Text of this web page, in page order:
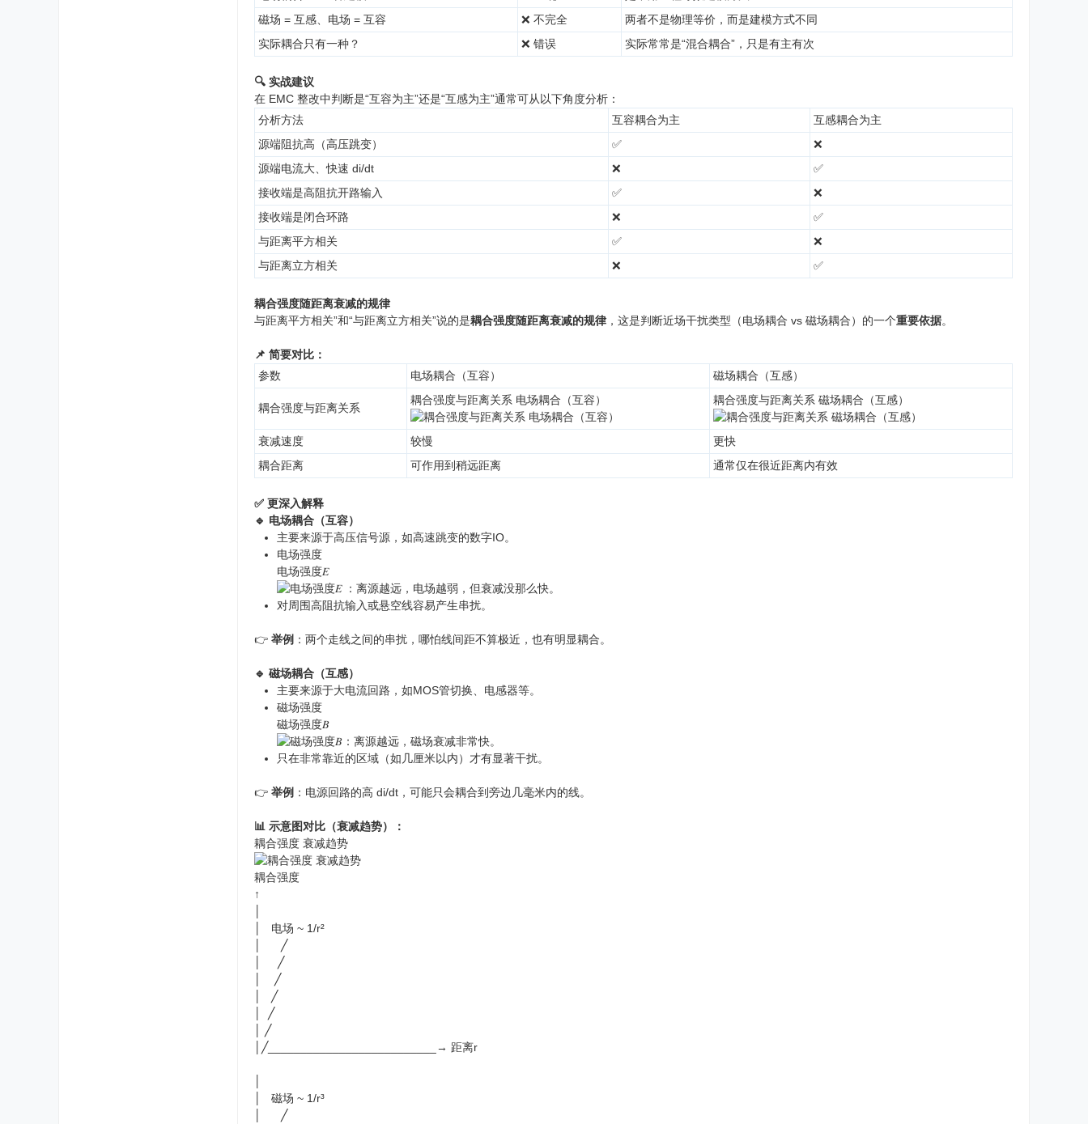
磁场 = 互感、电场 = 互容
❌ 不完全
两者不是物理等价，而是建模方式不同
实际耦合只有一种？
❌ 错误 实际常常是“混合耦合”，只是有主有次
🔍 实战建议
在 EMC 整改中判断是“互容为主”还是“互感为主”通常可从以下角度分析：
分析方法
互容耦合为主
互感耦合为主
源端阻抗高（高压跳变）
✅
❌
源端电流大、快速 di/dt
❌
✅
接收端是高阻抗开路输入
✅
❌
接收端是闭合环路
❌
✅
与距离平方相关
✅
❌
与距离立方相关
❌ ✅
耦合强度随距离衰减的规律
与距离平方相关”和“与距离立方相关”说的是耦合强度随距离衰减的规律，这是判断近场干扰类型（电场耦合 vs 磁场耦合）的一个重要依据。
📌 简要对比：
参数
电场耦合（互容） 磁场耦合（互感）
耦合强度与距离关系
耦合强度与距离关系 电场耦合（互容） 耦合强度与距离关系 磁场耦合（互感）
衰减速度 较慢
更快
耦合距离
可作用到稍远距离 通常仅在很近距离内有效
✅ 更深入解释
🔹 电场耦合（互容）
主要来源于高压信号源，如高速跳变的数字IO。
电场强度
电场强度𝐸
：离源越远，电场越弱，但衰减没那么快。
对周围高阻抗输入或悬空线容易产生串扰。
👉 举例 ：两个走线之间的串扰，哪怕线间距不算极近，也有明显耦合。
🔹 磁场耦合（互感）
主要来源于大电流回路，如MOS管切换、电感器等。
磁场强度
磁场强度𝐵
​：离源越远，磁场衰减非常快。
只在非常靠近的区域（如几厘米以内）才有显著干扰。
👉 举例 ：电源回路的高 di/dt，可能只会耦合到旁边几毫米内的线。
📊 示意图对比（衰减趋势）：
耦合强度 衰减趋势
耦合强度
↑
│ 电场 ~ 1/r²
│ ╱
│ ╱
│ ╱
│ ╱
│ ╱
│ ╱
│╱__________________________→ 距离r
│ 磁场 ~ 1/r³
│ ╱